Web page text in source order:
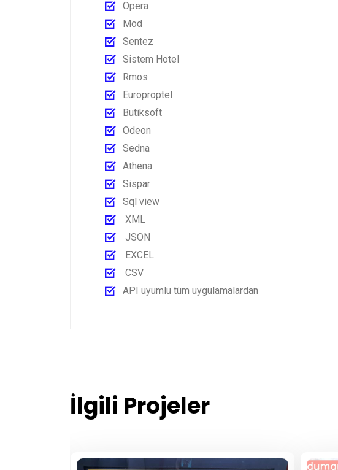
Opera
Mod
Sentez
Sistem Hotel
Rmos
Europroptel
Butiksoft
Odeon
Sedna
Athena
Sispar
Sql view
XML
JSON
EXCEL
CSV
API uyumlu tüm uygulamalardan
İlgili Projeler